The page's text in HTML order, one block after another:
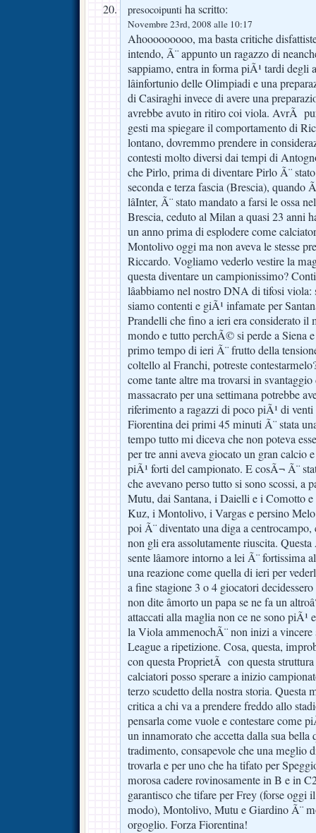
presocoipunti ha scritto:
Novembre 23rd, 2008 alle 10:17
Ahooooooooo, ma basta critiche
intendo, Ã¨ appunto un ragazzo di
sappiamo, entra in forma piÃ¹ tardi degli
lâinfortunio delle Olimpiadi e una
di Casiraghi invece di avere una
avrebbe avuto in ritiro coi viola. AvrÃ
gesti ma spiegare il comportamento di
lontano, dovremmo prendere in
contesti molto diversi dai tempi di
che Pirlo, prima di diventare Pirlo Ã¨
seconda e terza fascia (Brescia), quando
lâInter, Ã¨ stato mandato a farsi le ossa
Brescia, ceduto al Milan a quasi 23 anni
un anno prima di esplodere come
Montolivo oggi ma non aveva le stesse
Riccardo. Vogliamo vederlo vestire la
questa diventare un campionissimo?
lâabbiamo nel nostro DNA di tifosi
siamo contenti e giÃ¹ infamate per
Prandelli che fino a ieri era considerato il
mondo e tutto perchÃ© si perde a Siena
primo tempo di ieri Ã¨ frutto della
coltello al Franchi, potreste contestarmelo?
come tante altre ma trovarsi in
massacrato per una settimana potrebbe
riferimento a ragazzi di poco piÃ¹ di
Fiorentina dei primi 45 minuti Ã¨ stata
tempo tutto mi diceva che non poteva
per tre anni aveva giocato un gran calcio
piÃ¹ forti del campionato. E cosÃ¬ Ã¨
che avevano perso tutto si sono scossi, a
Mutu, dai Santana, i Daielli e i Comotto
Kuz, i Montolivo, i Vargas e persino
poi Ã¨ diventato una diga a
non gli era assolutamente riuscita. Questa
sente lâamore intorno a lei Ã¨ fortissima
una reazione come quella di ieri per
a fine stagione 3 o 4 giocatori
non dite âmorto un papa se ne fa un
attaccati alla maglia non ce ne sono
la Viola ammenochÃ¨ non inizi a
League a ripetizione. Cosa, questa,
con questa ProprietÃ con questa
calciatori posso sperare a inizio
terzo scudetto della nostra storia. Questa
critica a chi va a prendere freddo allo
pensarla come vuole e contestare come
un innamorato che accetta dalla sua bella
tradimento, consapevole che una meglio
trovarla e per uno che ha tifato per
morosa cadere rovinosamente in B e in
garantisco che tifare per Frey (forse oggi
modo), Montolivo, Mutu e Giardino Ã¨
orgoglio. Forza Fiorentina!